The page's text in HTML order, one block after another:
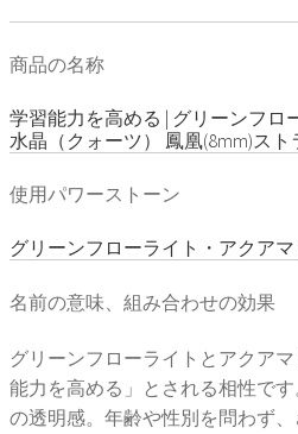
商品の名称
学習能力を高める | グリーンフロ
水晶（クォーツ） 鳳凰(8mm)スト
使用パワーストーン
グリーンフローライト・アクアマ
名前の意味、組み合わせの効果
グリーンフローライトとアクア
能力を高める」とされる相性で
の透明感。年齢や性別を問わず